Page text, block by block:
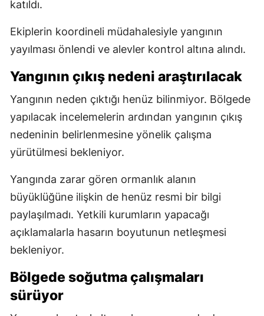
katıldı.
Ekiplerin koordineli müdahalesiyle yangının
yayılması önlendi ve alevler kontrol altına alındı.
Yangının çıkış nedeni araştırılacak
Yangının neden çıktığı henüz bilinmiyor. Bölgede
yapılacak incelemelerin ardından yangının çıkış
nedeninin belirlenmesine yönelik çalışma
yürütülmesi bekleniyor.
Yangında zarar gören ormanlık alanın
büyüklüğüne ilişkin de henüz resmi bir bilgi
paylaşılmadı. Yetkili kurumların yapacağı
açıklamalarla hasarın boyutunun netleşmesi
bekleniyor.
Bölgede soğutma çalışmaları
sürüyor